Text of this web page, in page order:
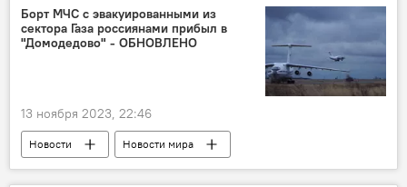
метеочувствительные люди
Общество
Медицина
Борт МЧС с эвакуированными из
сектора Газа россиянами прибыл в
"Домодедово" - ОБНОВЛЕНО
13 ноября 2023, 22:46
Новости
Новости мира
Ближний Восток
сектор Газа